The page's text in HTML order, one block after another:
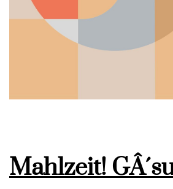
Mahlzeit!